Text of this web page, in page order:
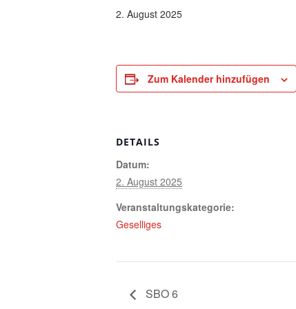
2. August 2025
Zum Kalender hinzufügen
DETAILS
Datum:
2. August 2025
Veranstaltungskategorie:
Geselliges
SBO 6